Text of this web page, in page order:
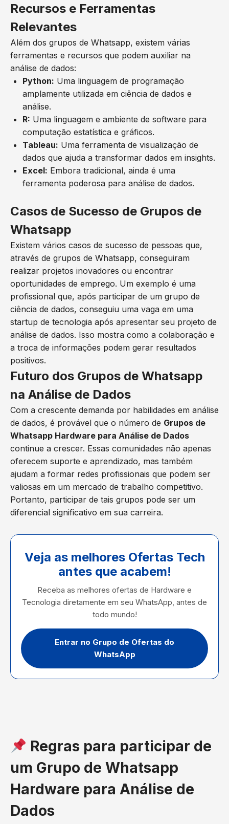
Recursos e Ferramentas
Relevantes
Além dos grupos de Whatsapp, existem várias
ferramentas e recursos que podem auxiliar na
análise de dados:
Python: Uma linguagem de programação
amplamente utilizada em ciência de dados e
análise.
R: Uma linguagem e ambiente de software para
computação estatística e gráficos.
Tableau: Uma ferramenta de visualização de
dados que ajuda a transformar dados em insights.
Excel: Embora tradicional, ainda é uma
ferramenta poderosa para análise de dados.
Casos de Sucesso de Grupos de
Whatsapp
Existem vários casos de sucesso de pessoas que,
através de grupos de Whatsapp, conseguiram
realizar projetos inovadores ou encontrar
oportunidades de emprego. Um exemplo é uma
profissional que, após participar de um grupo de
ciência de dados, conseguiu uma vaga em uma
startup de tecnologia após apresentar seu projeto de
análise de dados. Isso mostra como a colaboração e
a troca de informações podem gerar resultados
positivos.
Futuro dos Grupos de Whatsapp
na Análise de Dados
Com a crescente demanda por habilidades em análise
de dados, é provável que o número de Grupos de
Whatsapp Hardware para Análise de Dados
continue a crescer. Essas comunidades não apenas
oferecem suporte e aprendizado, mas também
ajudam a formar redes profissionais que podem ser
valiosas em um mercado de trabalho competitivo.
Portanto, participar de tais grupos pode ser um
diferencial significativo em sua carreira.
Veja as melhores Ofertas Tech
antes que acabem!
Receba as melhores ofertas de Hardware e
Tecnologia diretamente em seu WhatsApp, antes de
todo mundo!
Entrar no Grupo de Ofertas do
WhatsApp
Regras para participar de
um Grupo de Whatsapp
Hardware para Análise de
Dados